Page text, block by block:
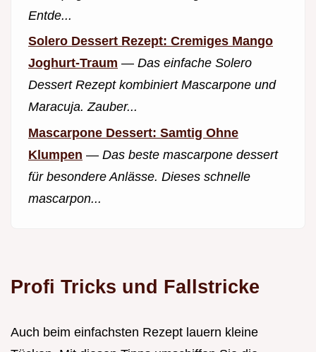
Entde...
Solero Dessert Rezept: Cremiges Mango
Joghurt-Traum — Das einfache Solero
Dessert Rezept kombiniert Mascarpone und
Maracuja. Zauber...
Mascarpone Dessert: Samtig Ohne
Klumpen — Das beste mascarpone dessert
für besondere Anlässe. Dieses schnelle
mascarpon...
Profi Tricks und Fallstricke
Auch beim einfachsten Rezept lauern kleine